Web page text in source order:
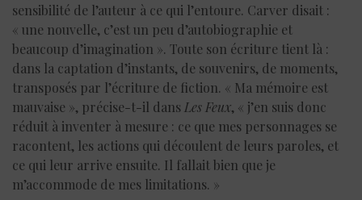
sensibilité de l’auteur à ce qui l’entoure. Carver disait :
« une nouvelle, c’est un peu d’autobiographie et
beaucoup d’imagination ». Toute son écriture tient là :
dans la captation d’instants, de souvenirs, de moments,
transposés par l’écriture de fiction. « Ma mémoire est
mauvaise », précise-t-il dans Les Feux, « j’en suis donc
réduit à inventer à mesure : ce que mes personnages se
racontent, les actions qui découlent de leurs paroles, et
ce qui leur arrive ensuite. Il fallait bien que je
m’accommode de mes limitations. »